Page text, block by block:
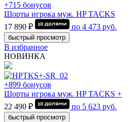
+715 бонусов
Шорты игрока муж. HP TACKS
17 890 ₽
по 4 473 руб.
быстрый просмотр
В избранное
НОВИНКА
+899 бонусов
Шорты игрока муж. HP TACKS +
22 490 ₽
по 5 623 руб.
быстрый просмотр